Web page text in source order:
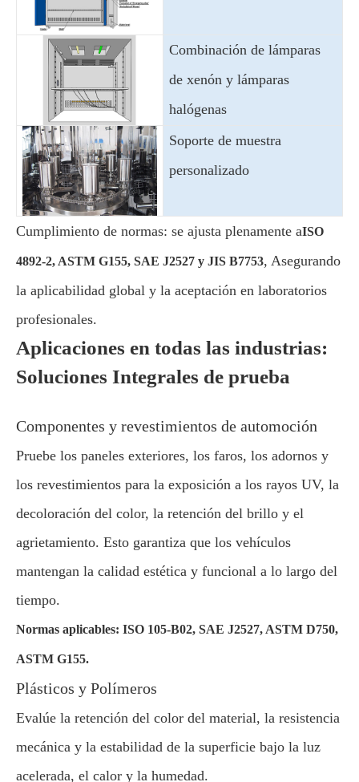
Combinación de lámparas
de xenón y lámparas
halógenas
Soporte de muestra
personalizado
Cumplimiento de normas: se ajusta plenamente aISO
4892-2, ASTM G155, SAE J2527 y JIS B7753, Asegurando
la aplicabilidad global y la aceptación en laboratorios
profesionales.
Aplicaciones en todas las industrias:
Soluciones Integrales de prueba
Componentes y revestimientos de automoción
Pruebe los paneles exteriores, los faros, los adornos y
los revestimientos para la exposición a los rayos UV, la
decoloración del color, la retención del brillo y el
agrietamiento. Esto garantiza que los vehículos
mantengan la calidad estética y funcional a lo largo del
tiempo.
Normas aplicables: ISO 105-B02, SAE J2527, ASTM D750,
ASTM G155.
Plásticos y Polímeros
Evalúe la retención del color del material, la resistencia
mecánica y la estabilidad de la superficie bajo la luz
acelerada, el calor y la humedad.